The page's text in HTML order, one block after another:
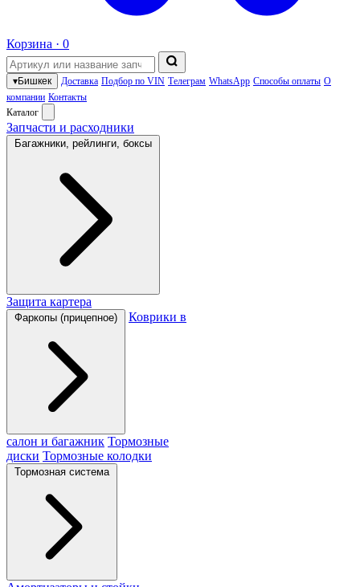
Корзина · 0
▾Бишкек Доставка Подбор по VIN Телеграм WhatsApp Способы оплаты О
компании Контакты
Каталог
Запчасти и расходники
Багажники, рейлинги, боксы
Защита картера
Фаркопы (прицепное) Коврики в
салон и багажник Тормозные
диски Тормозные колодки
Тормозная система